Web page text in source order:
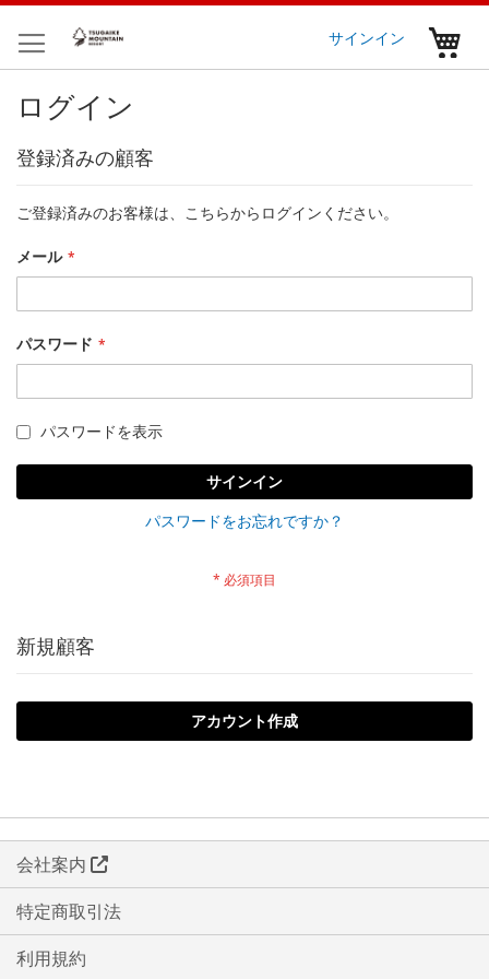
ン
テ
ツ
に
ス
キ
プ
サインイン
ログイン
登録済みの顧客
ご登録済みのお客様は、こちらからログインください。
メール
パスワード
パスワードを表示
サインイン
パスワードをお忘れですか？
新規顧客
アカウント作成
会社案内
特定商取引法
利用規約